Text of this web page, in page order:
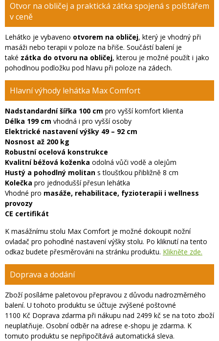
Otvor na obličej a praktická zátka spojená s polštářem
v ceně
Lehátko je vybaveno otvorem na obličej, který je vhodný při
masáži nebo terapii v poloze na břiše. Součástí balení je
také zátka do otvoru na obličej, kterou je možné použít i jako
pohodlnou podložku pod hlavu při poloze na zádech.
Hlavní výhody lehátka Max Comfort
Nadstandardní šířka 100 cm pro vyšší komfort klienta
Délka 199 cm vhodná i pro vyšší osoby
Elektrické nastavení výšky 49 – 92 cm
Nosnost až 200 kg
Robustní ocelová konstrukce
Kvalitní béžová koženka odolná vůči vodě a olejům
Hustý a pohodlný molitan s tloušťkou přibližně 8 cm
Kolečka pro jednodušší přesun lehátka
Vhodné pro masáže, rehabilitace, fyzioterapii i wellness
provozy
CE certifikát
K masážnímu stolu Max Comfort je možné dokoupit nožní
ovladač pro pohodlné nastavení výšky stolu. Po kliknutí na tento
odkaz budete přesměrováni na stránku produktu. Klikněte zde.
Doprava a dodání
Zboží posíláme paletovou přepravou z důvodu nadrozměrného
balení. U tohoto produktu se účtuje zvýšené poštovné
1100 Kč Doprava zdarma při nákupu nad 2499 kč se na toto zboží
neuplatňuje. Osobní odběr na adrese e-shopu je zdarma. K
tomuto produktu se nepřipočítává automatická sleva.